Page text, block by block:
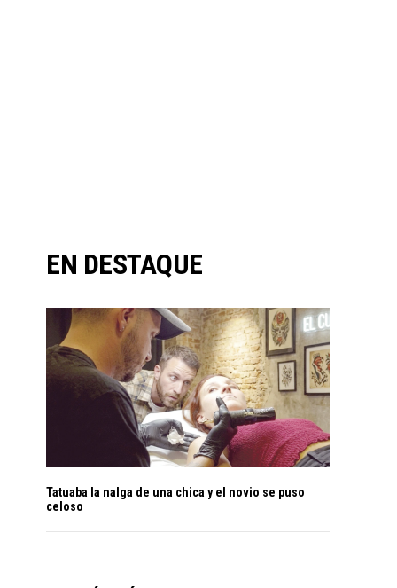
EN DESTAQUE
Tatuaba la nalga de una chica y el novio se puso
celoso